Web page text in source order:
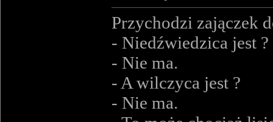
Przychodzi zajączek
- Niedźwiedzica jest ?
- Nie ma.
- A wilczyca jest ?
- Nie ma.